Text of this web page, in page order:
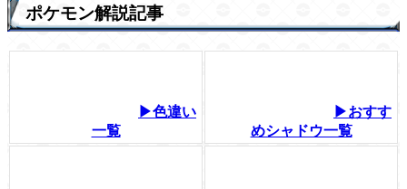
ポケモン解説記事
▶色違い
一覧
▶おすす
めシャドウ一覧